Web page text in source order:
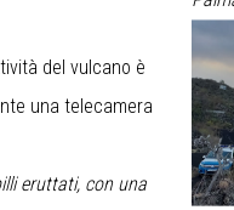
del vulcano è
una telecamera
eruttati, con una